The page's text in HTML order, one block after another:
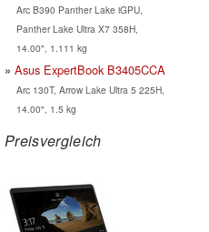
Arc B390 Panther Lake iGPU,
Panther Lake Ultra X7 358H,
14.00", 1.111 kg
Asus ExpertBook B3405CCA
Arc 130T, Arrow Lake Ultra 5 225H,
14.00", 1.5 kg
Preisvergleich